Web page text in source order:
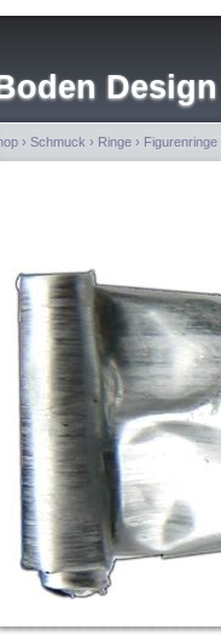
Design
› Schmuck › Ringe › Figurenringe